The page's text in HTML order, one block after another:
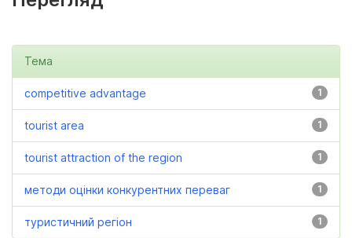
Тема
1
competitive advantage
1
tourist area
1
tourist attraction of the region
1
методи оцінки конкурентних переваг
1
туристичний регіон